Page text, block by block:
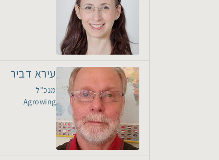
עירא דביר
מנכ"ל
Agrowing